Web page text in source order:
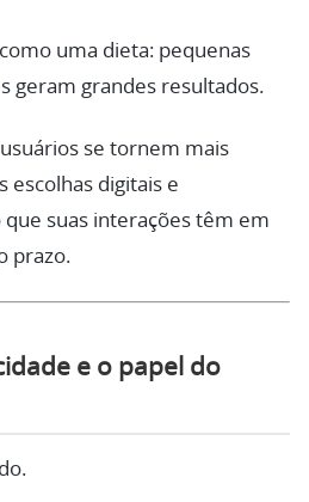
uma dieta: pequenas
geram grandes resultados.
se tornem mais
escolhas digitais e
suas interações têm em
prazo.
e o papel do